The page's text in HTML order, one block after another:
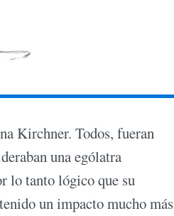
Kirchner. Todos, fueran
una ególatra
lo tanto lógico que su
un impacto mucho más